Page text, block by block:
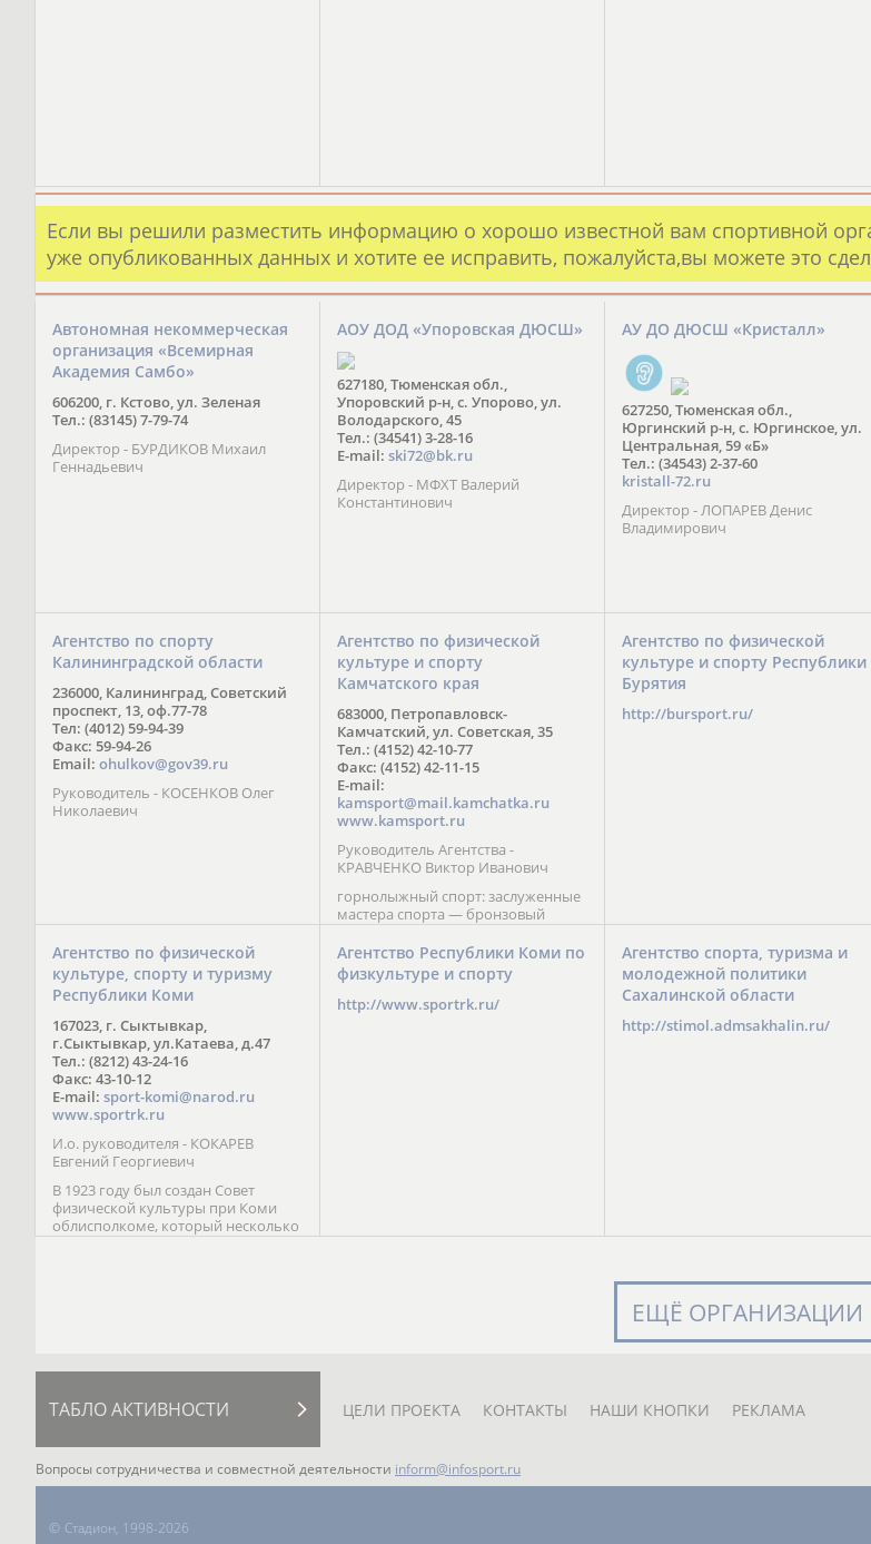
Если вы решили разместить информацию о хорошо известной вам спортивной
уже опубликованных данных и хотите ее исправить, пожалуйста,вы можете это
Автономная некоммерческая
организация «Всемирная
Академия Самбо»
606200, г. Кстово, ул. Зеленая
Тел.: (83145) 7-79-74
Директор - БУРДИКОВ Михаил
Геннадьевич
АОУ ДОД «Упоровская ДЮСШ»
627180, Тюменская обл.,
Упоровский р-н, с. Упорово, ул.
Володарского, 45
Тел.: (34541) 3-28-16
E-mail: ski72@bk.ru
Директор - МФХТ Валерий
Константинович
АУ ДО ДЮСШ «Кристалл»
627250, Тюменская обл.,
Юргинский р-н, с. Юргинское, ул.
Центральная, 59 «Б»
Тел.: (34543) 2-37-60
kristall-72.ru
Директор - ЛОПАРЕВ Денис
Владимирович
Агентство по спорту
Калининградской области
236000, Калининград, Советский
проспект, 13, оф.77-78
Тел: (4012) 59-94-39
Факс: 59-94-26
Email: ohulkov@gov39.ru
Руководитель - КОСЕНКОВ Олег
Николаевич
Агентство по физической
культуре и спорту
Камчатского края
683000, Петропавловск-
Камчатский, ул. Советская, 35
Тел.: (4152) 42-10-77
Факс: (4152) 42-11-15
E-mail:
kamsport@mail.kamchatka.ru
www.kamsport.ru
Руководитель Агентства -
КРАВЧЕНКО Виктор Иванович
горнолыжный спорт: заслуженные
мастера спорта — бронзовый
призер Кубка мира (1997),
обладатель Кубка Европы (2002) В.
Зеленская; бронзовый призер
Паралимпийских игр в Солт-Лейк-
Сити (2002) А. Мошкин; мастер
Агентство по физической
культуре и спорту Республики
Бурятия
http://bursport.ru/
Агентство по физической
культуре, спорту и туризму
Республики Коми
167023, г. Сыктывкар,
г.Сыктывкар, ул.Катаева, д.47
Тел.: (8212) 43-24-16
Факс: 43-10-12
E-mail: sport-komi@narod.ru
www.sportrk.ru
И.о. руководителя - КОКАРЕВ
Евгений Георгиевич
В 1923 году был создан Совет
физической культуры при Коми
облисполкоме, который несколько
раз реорганизовывался; с 1994 года
Агентство Республики Коми по
физкультуре и спорту
http://www.sportrk.ru/
Агентство спорта, туризма и
молодежной политики
Сахалинской области
http://stimol.admsakhalin.ru/
ЕЩЁ ОРГАНИЗАЦИИ
ТАБЛО АКТИВНОСТИ ЦЕЛИ ПРОЕКТА КОНТАКТЫ НАШИ КНОПКИ РЕКЛАМА
Вопросы сотрудничества и совместной деятельности inform@infosport.ru
© Стадион, 1998-2026